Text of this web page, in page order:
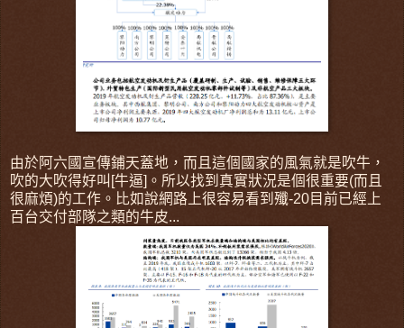
由於阿六國宣傳鋪天蓋地，而且這個國家的風氣就是吹牛，
吹的大吹得好叫[牛逼]。所以找到真實狀況是個很重要(而且
很麻煩)的工作。比如說網路上很容易看到殲-20目前已經上
百台交付部隊之類的牛皮...